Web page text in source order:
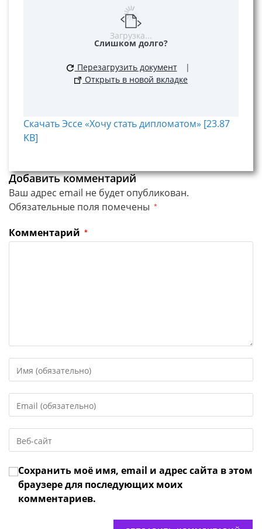
Загрузка...
Слишком долго?
Перезагрузить документ
|
Открыть в новой вкладке
Скачать Эссе «Хочу стать дипломатом» [23.87
KB]
Добавить комментарий
Ваш адрес email не будет опубликован.
Обязательные поля помечены *
Комментарий *
свое
или
имя
чтобы
прокомментировать
свой
адрес,
чтобы
URL
веб-
сайта
(необязательно)
Сохранить моё имя, email и адрес сайта в этом
браузере для последующих моих
комментариев.